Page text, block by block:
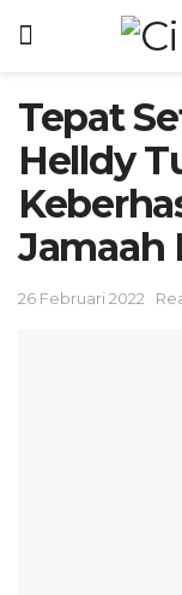
Tepat
Helldy
Jamaah
26 Februari 2022